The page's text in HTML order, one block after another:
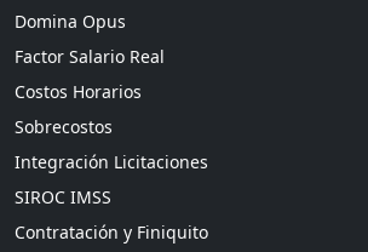
Domina Opus
Factor Salario Real
Costos Horarios
Sobrecostos
Integración Licitaciones
SIROC IMSS
Contratación y Finiquito